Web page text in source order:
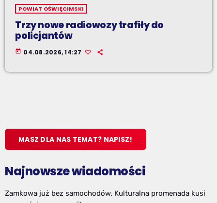
POWIAT OŚWIĘCIMSKI
Trzy nowe radiowozy trafiły do
policjantów
today 04.08.2026, 14:27
MASZ DLA NAS TEMAT? NAPISZ!
Najnowsze wiadomości
Zamkowa już bez samochodów. Kulturalna promenada kusi